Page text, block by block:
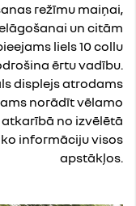
režīmu maiņai,
un citām
liels 10 collu
ērtu vadību.
displejs atrodams
norādīt vēlamo
no izvēlētā
informāciju visos
apstākļos.